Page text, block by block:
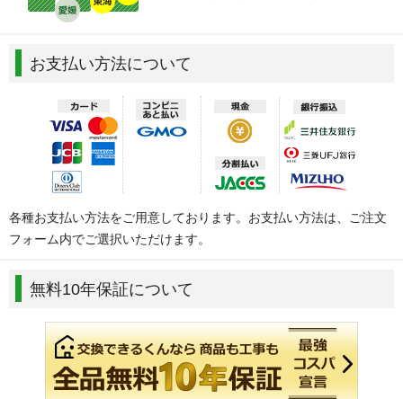
お支払い方法について
各種お支払い方法をご用意しております。お支払い方法は、ご注文
フォーム内でご選択いただけます。
無料10年保証について